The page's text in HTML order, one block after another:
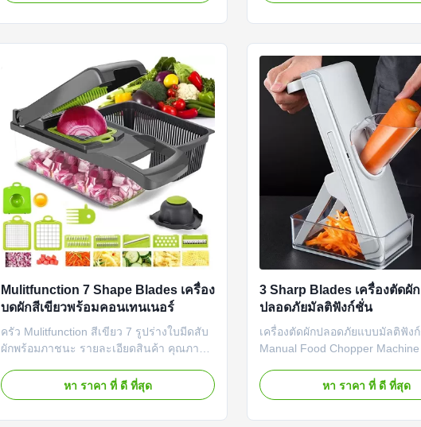
Mulitfunction 7 Shape Blades เครื่อง
บดผักสีเขียวพร้อมคอนเทนเนอร์
ครัว Mulitfunction สีเขียว 7 รูปร่างใบมีดสับ
ผักพร้อมภาชนะ รายละเอียดสินค้า คุณภาพ
แตนเลสเพื่อรักษาความคมของมีดโกนเพื่อ
การตัดและตะแกรงที่เรียบลื่นใบมีดของ
หา ราคา ที่ ดี ที่สุด
3 Sharp Blades เครื่องตัดผั
ปลอดภัยมัลติฟังก์ชั่น
เครื่องตัดผักปลอดภัยแบบมัลติฟัง
Manual Food Chopper
และเตรียมอาหารจานอร่อยหรือไม่
ฝึกฝนที่ยอดเยี่ยม! แต่ถ้าตัวแบ่งส่
หา ราคา ที่ ดี ที่สุด